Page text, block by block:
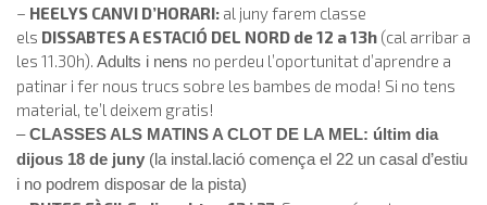
– HEELYS CANVI D’HORARI: al juny farem classe
els DISSABTES A ESTACIÓ DEL NORD de 12 a 13h (cal arribar a
les 11.30h). Adults i nens no perdeu l’oportunitat d’aprendre a
patinar i fer nous trucs sobre les bambes de moda! Si no tens
material, te’l deixem gratis!
–CLASSES ALS MATINS A CLOT DE LA MEL: últim dia
dijous 18 de juny (la instal.lació comença el 22 un casal d’estiu
i no podrem disposar de la pista)